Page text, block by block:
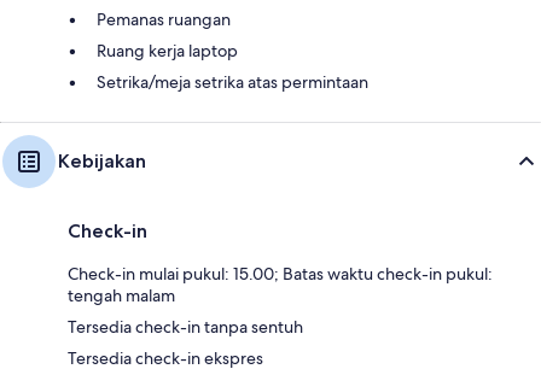
Pemanas ruangan
Ruang kerja laptop
Setrika/meja setrika atas permintaan
Kebijakan
Check-in
Check-in mulai pukul: 15.00; Batas waktu check-in pukul:
tengah malam
Tersedia check-in tanpa sentuh
Tersedia check-in ekspres